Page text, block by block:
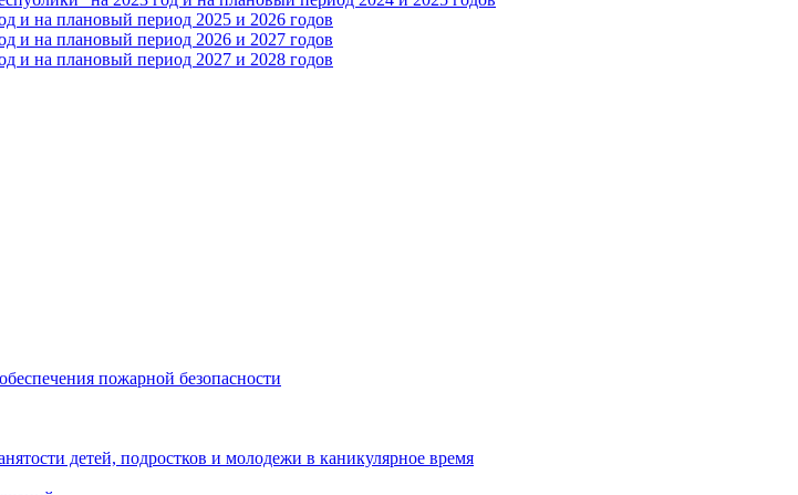
на плановый период 2025 и 2026 годов
на плановый период 2026 и 2027 годов
на плановый период 2027 и 2028 годов
пожарной безопасности
детей, подростков и молодежи в каникулярное время